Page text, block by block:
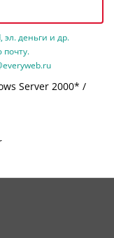
деньги и др.
почту.
Server 2000* /